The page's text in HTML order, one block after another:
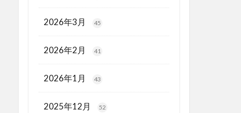
2026年3月 45
2026年2月 41
2026年1月 43
2025年12月 52